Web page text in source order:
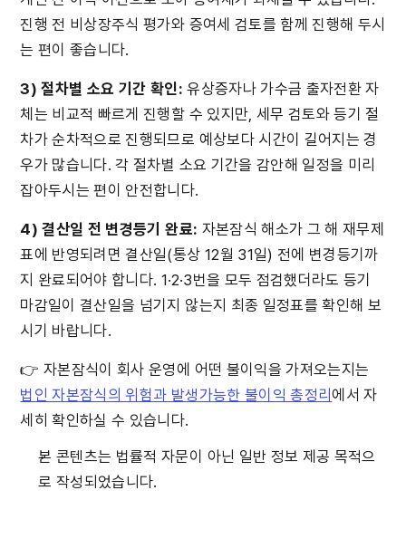
진행 전 비상장주식 평가와 증여세 검토를 함께 진행해 두시
는 편이 좋습니다.
3) 절차별 소요 기간 확인: 유상증자나 가수금 출자전환 자
체는 비교적 빠르게 진행할 수 있지만, 세무 검토와 등기 절
차가 순차적으로 진행되므로 예상보다 시간이 길어지는 경
우가 많습니다. 각 절차별 소요 기간을 감안해 일정을 미리
잡아두시는 편이 안전합니다.
4) 결산일 전 변경등기 완료: 자본잠식 해소가 그 해 재무제
표에 반영되려면 결산일(통상 12월 31일) 전에 변경등기까
지 완료되어야 합니다. 1·2·3번을 모두 점검했더라도 등기
마감일이 결산일을 넘기지 않는지 최종 일정표를 확인해 보
시기 바랍니다.
법인 자본잠식의 위험과 발생가능한 불이익 총정리에서 자
세히 확인하실 수 있습니다.
본 콘텐츠는 법률적 자문이 아닌 일반 정보 제공 목적으
로 작성되었습니다.